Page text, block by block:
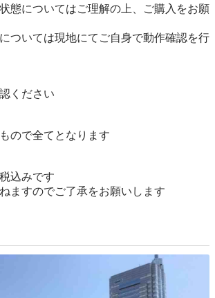
態についてはご理解の上、ご購入をお願
ついては現地にてご自身で動作確認を行
ください
ので全てとなります
込みです
ますのでご了承をお願いします